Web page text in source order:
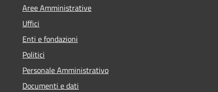
Aree Amministrative
Uffici
Enti e fondazioni
Politici
Personale Amministrativo
Documenti e dati